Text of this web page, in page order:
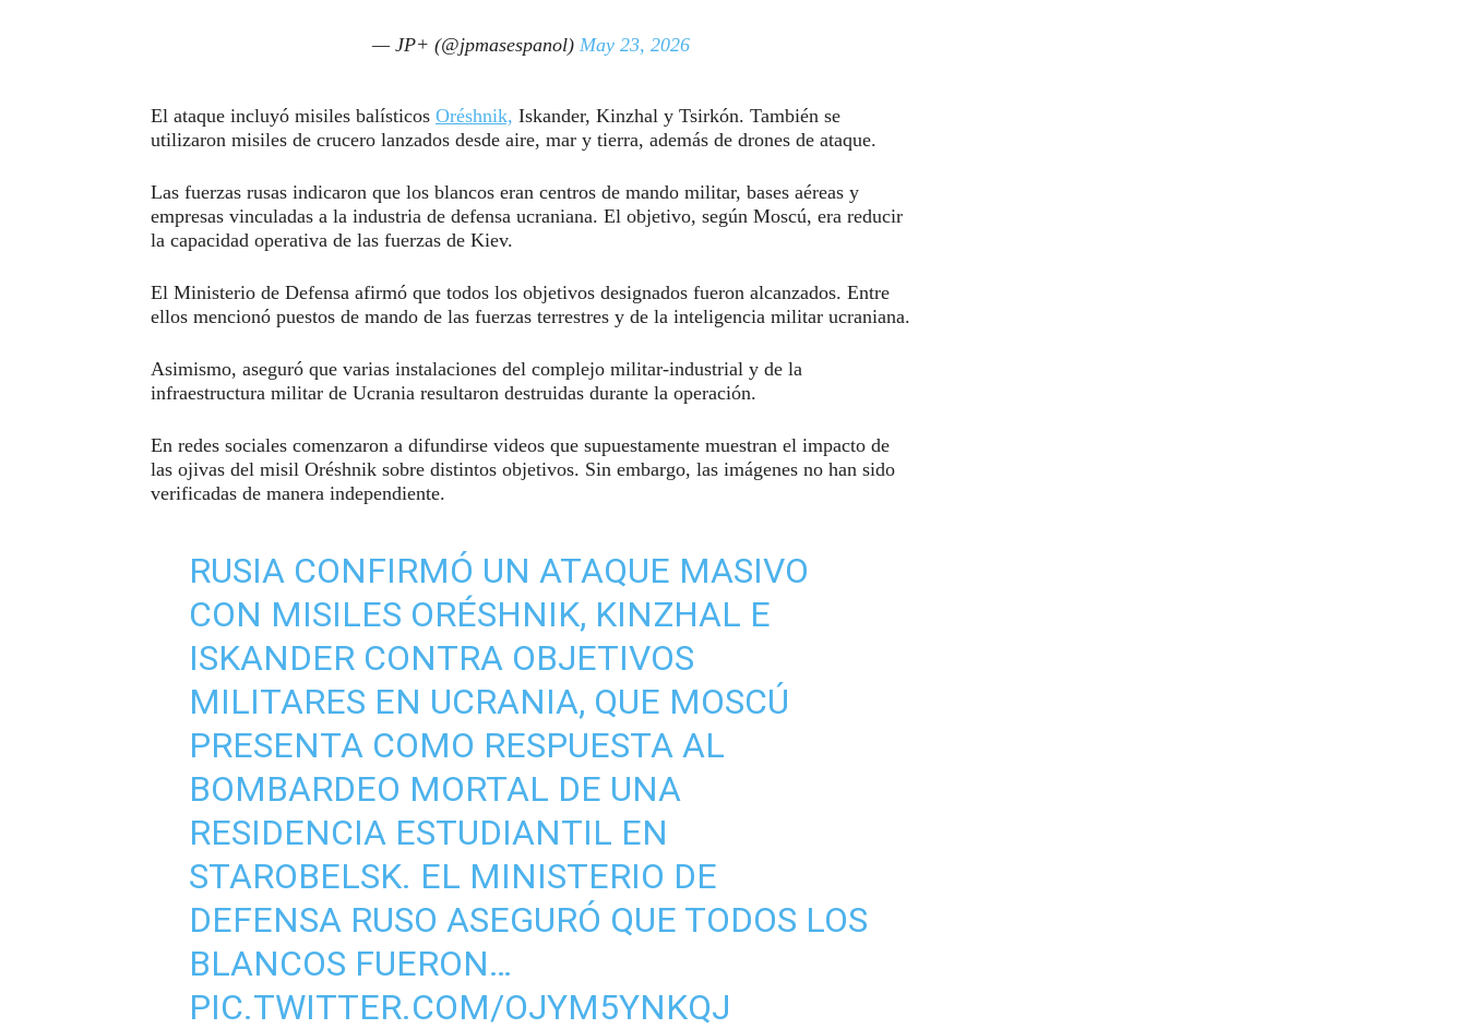
— JP+ (@jpmasespanol) May 23, 2026
El ataque incluyó misiles balísticos Oréshnik, Iskander, Kinzhal y Tsirkón. También se
utilizaron misiles de crucero lanzados desde aire, mar y tierra, además de drones de ataque.
Las fuerzas rusas indicaron que los blancos eran centros de mando militar, bases aéreas y
empresas vinculadas a la industria de defensa ucraniana. El objetivo, según Moscú, era reducir
la capacidad operativa de las fuerzas de Kiev.
El Ministerio de Defensa afirmó que todos los objetivos designados fueron alcanzados. Entre
ellos mencionó puestos de mando de las fuerzas terrestres y de la inteligencia militar ucraniana.
Asimismo, aseguró que varias instalaciones del complejo militar-industrial y de la
infraestructura militar de Ucrania resultaron destruidas durante la operación.
En redes sociales comenzaron a difundirse videos que supuestamente muestran el impacto de
las ojivas del misil Oréshnik sobre distintos objetivos. Sin embargo, las imágenes no han sido
verificadas de manera independiente.
RUSIA CONFIRMÓ UN ATAQUE MASIVO
CON MISILES ORÉSHNIK, KINZHAL E
ISKANDER CONTRA OBJETIVOS
MILITARES EN UCRANIA, QUE MOSCÚ
PRESENTA COMO RESPUESTA AL
BOMBARDEO MORTAL DE UNA
RESIDENCIA ESTUDIANTIL EN
STAROBELSK. EL MINISTERIO DE
DEFENSA RUSO ASEGURÓ QUE TODOS LOS
BLANCOS FUERON…
PIC.TWITTER.COM/OJYM5YNKQJ